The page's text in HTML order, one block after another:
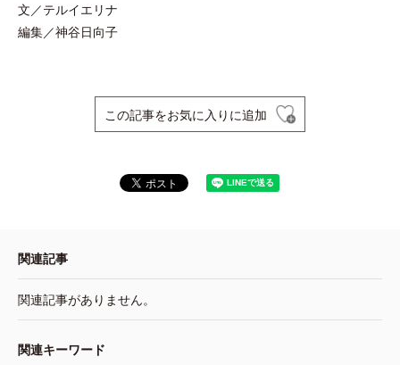
文／テルイエリナ
編集／神谷日向子
この記事をお気に入りに追加
関連記事
関連記事がありません。
関連キーワード